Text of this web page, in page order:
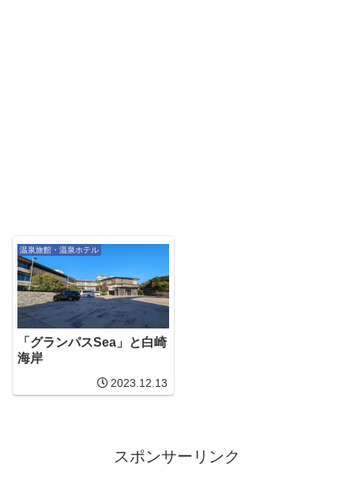
温泉旅館・温泉ホテル
「グランパスSea」と白崎
海岸
2023.12.13
スポンサーリンク